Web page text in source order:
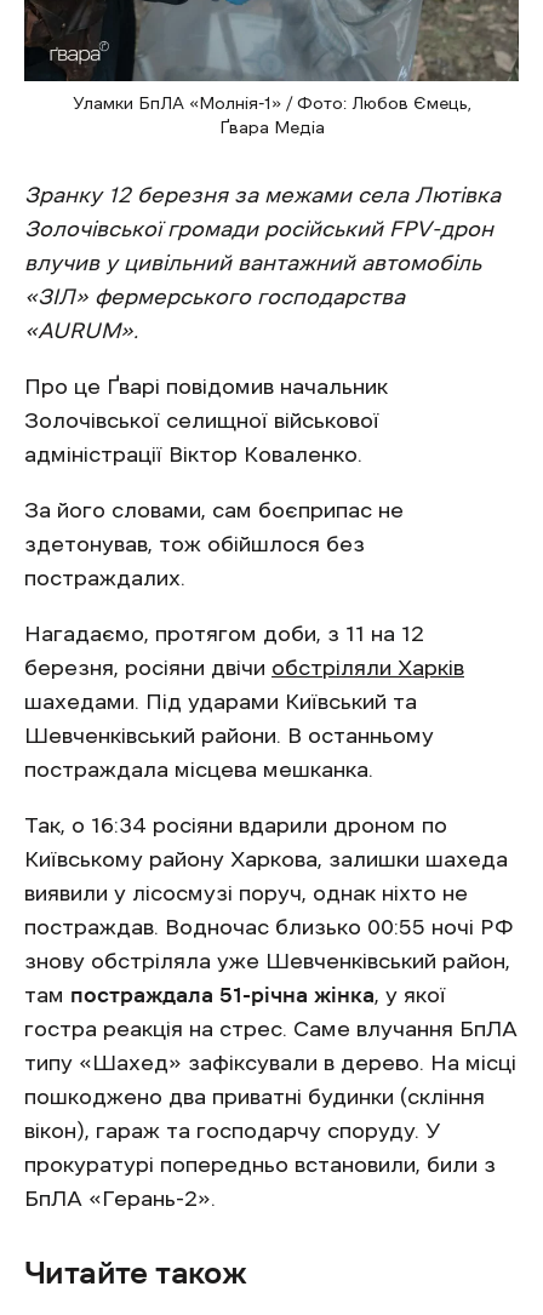
Уламки БпЛА «Молнія-1» / Фото: Любов Ємець,
Ґвара Медіа
Зранку 12 березня за межами села Лютівка
Золочівської громади російський FPV-дрон
влучив у цивільний вантажний автомобіль
«ЗІЛ» фермерського господарства
«AURUM».
Про це Ґварі повідомив начальник
Золочівської селищної військової
адміністрації Віктор Коваленко.
За його словами, сам боєприпас не
здетонував, тож обійшлося без
постраждалих.
Нагадаємо, протягом доби, з 11 на 12
березня, росіяни двічи обстріляли Харків
шахедами. Під ударами Київський та
Шевченківський райони. В останньому
постраждала місцева мешканка.
Так, о 16:34 росіяни вдарили дроном по
Київському району Харкова, залишки шахеда
виявили у лісосмузі поруч, однак ніхто не
постраждав. Водночас близько 00:55 ночі РФ
знову обстріляла уже Шевченківський район,
там постраждала 51-річна жінка, у якої
гостра реакція на стрес. Саме влучання БпЛА
типу «Шахед» зафіксували в дерево. На місці
пошкоджено два приватні будинки (скління
вікон), гараж та господарчу споруду. У
прокуратурі попередньо встановили, били з
БпЛА «Герань-2».
Читайте також